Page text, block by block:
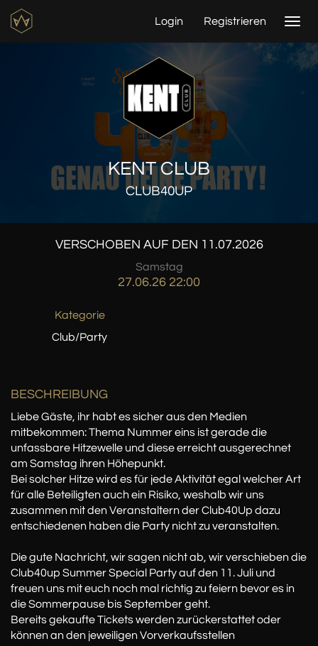
Login Registrieren
KENT CLUB
CLUB40UP
VERSCHOBEN AUF DEN 11.07.2026
Samstag
27.06.26 22:00
Kategorie
Club/Party
BESCHREIBUNG
Liebe Gäste, ihr habt es sicher aus den Medien
mitbekommen: Thema Nummer eins ist gerade die
unfassbare Hitzewelle und diese erreicht ausgerechnet
am Samstag ihren Höhepunkt.
Bei solcher Hitze wird es für jede Aktivität egal welcher Art
für alle Beteiligten auch ein Risiko, weshalb wir uns
zusammen mit den Veranstaltern der Club40Up dazu
entschiedenen haben die Party nicht zu veranstalten.
Die gute Nachricht, wir sagen nicht ab, wir verschieben die
Club40up Summer Special Party auf den 11. Juli und
freuen uns mit euch noch mal richtig zu feiern bevor es in
die Sommerpause bis September geht.
Bereits gekaufte Tickets werden zurückerstattet oder
können an den jeweiligen Vorverkaufsstellen